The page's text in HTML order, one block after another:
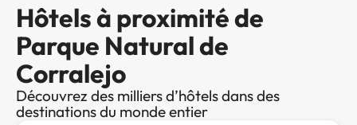
Hôtels à proximité de
Parque Natural de
Corralejo
Découvrez des milliers d’hôtels dans des
destinations du monde entier